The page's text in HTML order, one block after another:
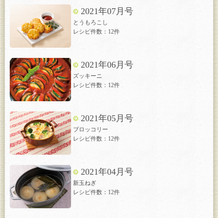
2021年07月号
とうもろこし
レシピ件数：12件
2021年06月号
ズッキーニ
レシピ件数：12件
2021年05月号
ブロッコリー
レシピ件数：12件
2021年04月号
新玉ねぎ
レシピ件数：12件